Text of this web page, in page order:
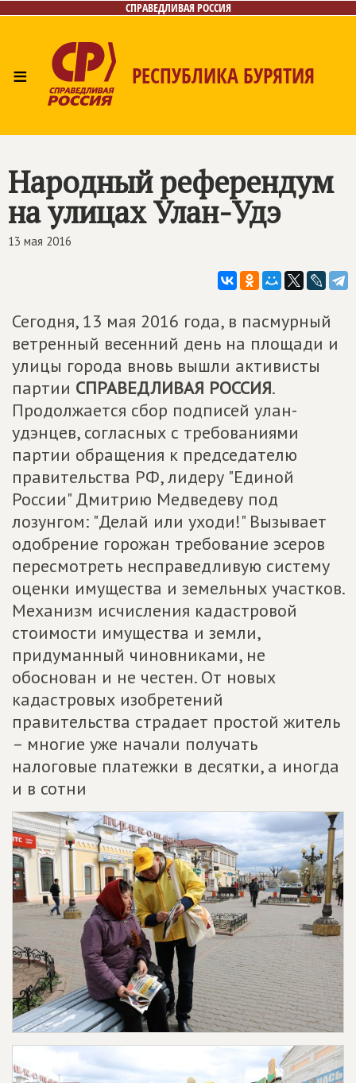
СПРАВЕДЛИВАЯ РОССИЯ
≡ РЕСПУБЛИКА БУРЯТИЯ
Контакты
Народный референдум
на улицах Улан-Удэ
13 мая 2016
Сегодня, 13 мая 2016 года, в пасмурный
ветренный весенний день на площади и
улицы города вновь вышли активисты
партии СПРАВЕДЛИВАЯ РОССИЯ.
Продолжается сбор подписей улан-
удэнцев, согласных с требованиями
партии обращения к председателю
правительства РФ, лидеру "Единой
России" Дмитрию Медведеву под
лозунгом: "Делай или уходи!" Вызывает
одобрение горожан требование эсеров
пересмотреть несправедливую систему
оценки имущества и земельных участков.
Механизм исчисления кадастровой
стоимости имущества и земли,
придуманный чиновниками, не
обоснован и не честен. От новых
кадастровых изобретений
правительства страдает простой житель
– многие уже начали получать
налоговые платежки в десятки, а иногда
и в сотни